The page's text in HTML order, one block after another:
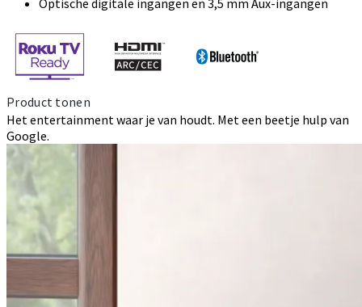
Product tonen
Het entertainment waar je van houdt. Met een beetje hulp van
Google.